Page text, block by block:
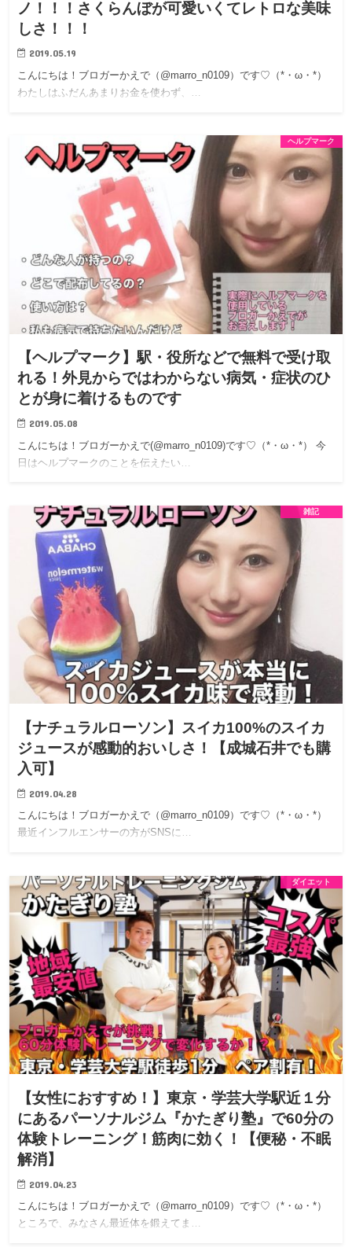
ノ！！！さくらんぼが可愛いくてレトロな美味
しさ！！！
2019.05.19
こんにちは！ブロガーかえで（@marro_n0109）です♡（*・ω・*）
わたしはふだんあまりお金を使わず、…
ヘルプマーク
【ヘルプマーク】駅・役所などで無料で受け取
れる！外見からではわからない病気・症状のひ
とが身に着けるものです
2019.05.08
こんにちは！ブロガーかえで(@marro_n0109)です♡（*・ω・*） 今
日はヘルプマークのことを伝えたい…
雑記
【ナチュラルローソン】スイカ100%のスイカ
ジュースが感動的おいしさ！【成城石井でも購
入可】
2019.04.28
こんにちは！ブロガーかえで（@marro_n0109）です♡（*・ω・*）
最近インフルエンサーの方がSNSに…
ダイエット
【女性におすすめ！】東京・学芸大学駅近１分
にあるパーソナルジム『かたぎり塾』で60分の
体験トレーニング！筋肉に効く！【便秘・不眠
解消】
2019.04.23
こんにちは！ブロガーかえで（@marro_n0109）です♡（*・ω・*）
ところで、みなさん最近体を鍛えてま…